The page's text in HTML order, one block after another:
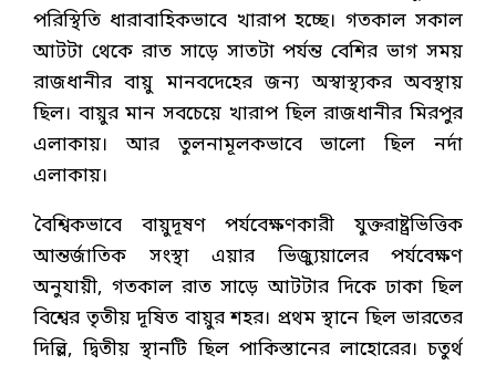
পরিস্থিতি ধারাবাহিকভাবে খারাপ হচ্ছে। গতকাল সকাল
আটটা থেকে রাত সাড়ে সাতটা পর্যন্ত বেশির ভাগ সময়
রাজধানীর বায়ু মানবদেহের জন্য অস্বাস্থ্যকর অবস্থায়
ছিল। বায়ুর মান সবচেয়ে খারাপ ছিল রাজধানীর মিরপুর
এলাকায়। আর তুলনামূলকভাবে ভালো ছিল নর্দা
এলাকায়।
বৈশ্বিকভাবে বায়ুদূষণ পর্যবেক্ষণকারী যুক্তরাষ্ট্রভিত্তিক
আন্তর্জাতিক সংস্থা এয়ার ভিজ্যুয়ালের পর্যবেক্ষণ
অনুযায়ী, গতকাল রাত সাড়ে আটটার দিকে ঢাকা ছিল
বিশ্বের তৃতীয় দূষিত বায়ুর শহর। প্রথম স্থানে ছিল ভারতের
দিল্লি, দ্বিতীয় স্থানটি ছিল পাকিস্তানের লাহোরের। চতুর্থ